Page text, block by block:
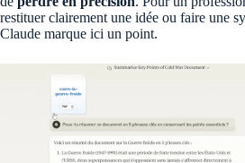
restituer clairement une idée ou faire une
Claude marque ici un point.